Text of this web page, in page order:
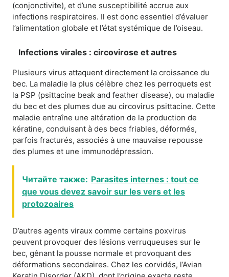
(conjonctivite), et d’une susceptibilité accrue aux
infections respiratoires. Il est donc essentiel d’évaluer
l’alimentation globale et l’état systémique de l’oiseau.
Infections virales : circovirose et autres
Plusieurs virus attaquent directement la croissance du
bec. La maladie la plus célèbre chez les perroquets est
la PSP (psittacine beak and feather disease), ou maladie
du bec et des plumes due au circovirus psittacine. Cette
maladie entraîne une altération de la production de
kératine, conduisant à des becs friables, déformés,
parfois fracturés, associés à une mauvaise repousse
des plumes et une immunodépression.
Читайте также: Parasites internes : tout ce
que vous devez savoir sur les vers et les
protozoaires
D’autres agents viraux comme certains poxvirus
peuvent provoquer des lésions verruqueuses sur le
bec, gênant la pousse normale et provoquant des
déformations secondaires. Chez les corvidés, l’Avian